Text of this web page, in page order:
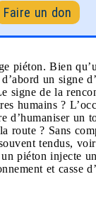
Faire un don
piéton. Bien
un signe
signe de la
humains ?
d’humaniser un
route ? Sans
tendus,
piéton injecte
et casse